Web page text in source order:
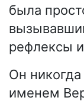
была
рефлексы
Он
именем